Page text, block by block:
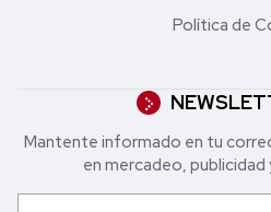
Política de
Mantente informado en tu
en mercadeo,